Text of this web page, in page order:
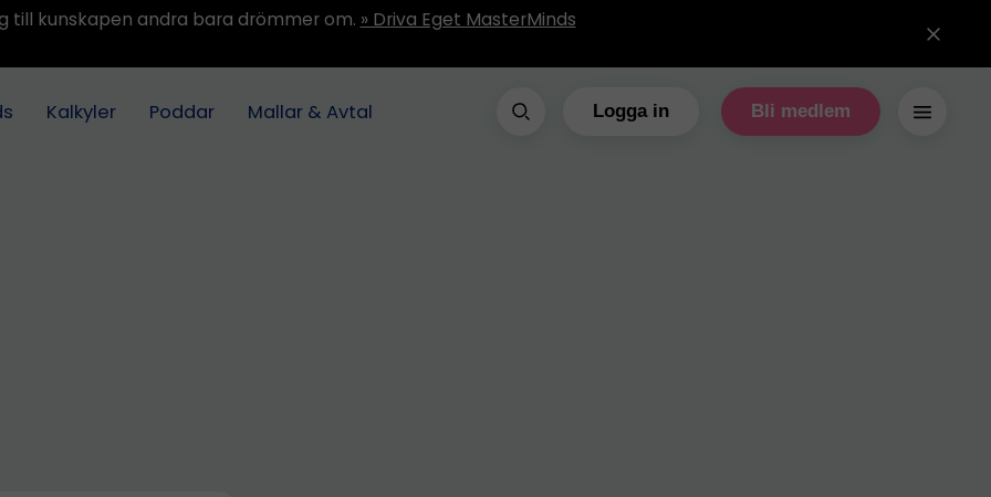
till kunskapen andra bara drömmer om. » Driva Eget MasterMinds
Kalkyler Poddar Mallar & Avtal Logga in Bli medlem